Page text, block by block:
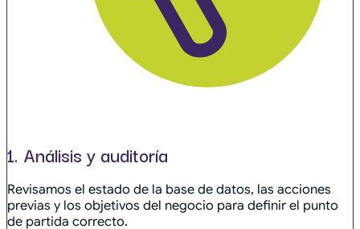
1. Análisis y auditoría
Revisamos el estado de la base de datos, las acciones
previas y los objetivos del negocio para definir el punto
de partida correcto.